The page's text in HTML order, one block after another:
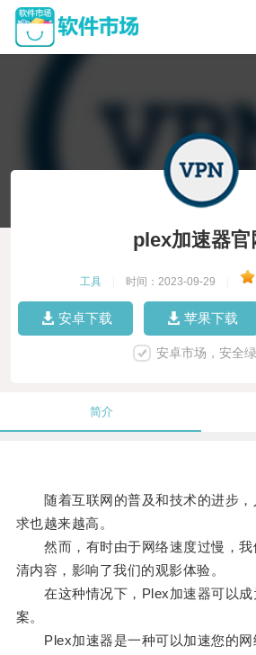
plex加速器官
工具 时间：2023-09-29
安卓下载 苹果下载
安卓市场，安全
简介
随着互联网的普及和技术的进步，
求也越来越高。
然而，有时由于网络速度过慢，我
清内容，影响了我们的观影体验。
在这种情况下，Plex加速器可以成
案。
Plex加速器是一种可以加速您的网